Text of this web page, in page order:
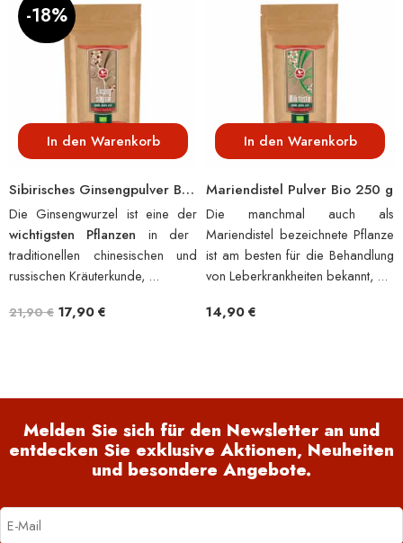
-18%
In den Warenkorb
Sibirisches Ginsengpulver BIO 250 g
Die Ginsengwurzel ist eine der
wichtigsten Pflanzen in der
traditionellen chinesischen und
russischen Kräuterkunde, ...
21,90€ 17,90€
In den Warenkorb
Mariendistel Pulver Bio 250 g
Die manchmal auch als
Mariendistel bezeichnete Pflanze
ist am besten für die Behandlung
von Leberkrankheiten bekannt, ...
14,90€
Melden Sie sich für den Newsletter an und
entdecken Sie exklusive Aktionen, Neuheiten
und besondere Angebote.